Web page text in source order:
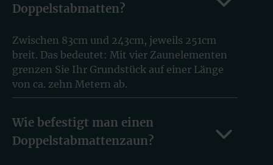
Doppelstabmatten?
Zwischen 83cm und 243cm, jeweils 251cm
breit. Das bedeutet: Mit vier Zaunelementen
grenzen Sie Ihr Grundstück auf einer Länge
von ca. zehn Metern ab.
Wie befestigt man einen
Doppelstabmattenzaun?